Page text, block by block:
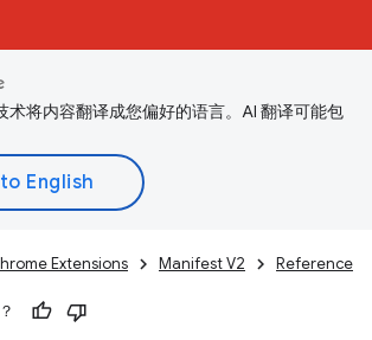
术将内容翻译成您偏好的语言。AI 翻译可能包
Extensions Manifest V2 Reference